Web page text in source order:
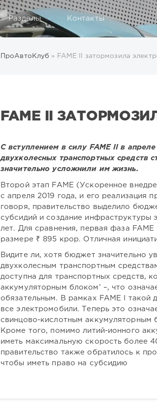
Разделы Контакты
ПроАвтоКлуб » FAME II затормозила
FAME II
С вступлением в силу FAME II в
двухколесных транспортных средств
значительно усложнили им жизнь.
Второй этап FAME (Ускоренное
с апреля 2019 года, и его реализация
говоря, правительство выделило
субсидий и создание инфраструктуры
лет. Для сравнения, первая фаза
размере ₹ 895 крор. Отличная
Видите ли, хотя бюджет значительно
двухколесным транспортным
доступна для транспортных средств,
аккумуляторным блоком’ –, что
обязательным. В рамках FAME I
все электромобили. Теперь это
свинцово-кислотным аккумуляторным
Кроме того, помимо литий-ионного
иметь максимальную скорость более
правительство также обратилось к
чтобы иметь право на субсидию